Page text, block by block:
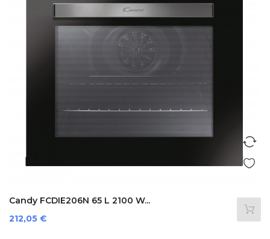
Candy FCDIE206N 65 L 2100 W...
Prezzo
212,05 €